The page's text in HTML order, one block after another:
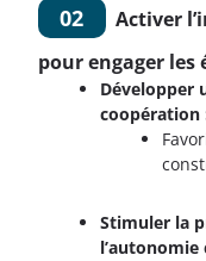
02
Activer
pour engager les
Développer
coopération
Stimuler la